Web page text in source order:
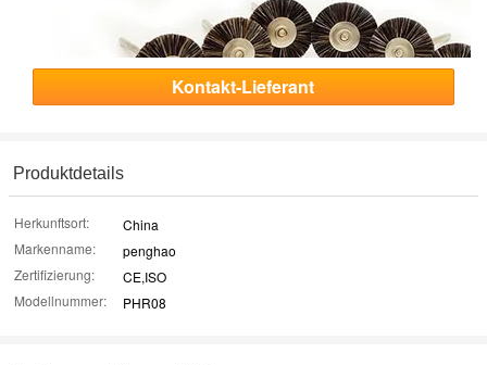
Kontakt-Lieferant
Produktdetails
Herkunftsort:
China
Markenname:
penghao
Zertifizierung:
CE,ISO
Modellnummer:
PHR08